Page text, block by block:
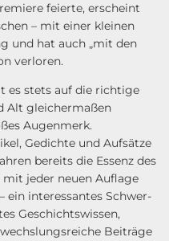
feierte, erscheint
– mit einer kleinen
und hat auch „mit den
verloren.
es stets auf die richtige
Alt gleichermaßen
Augenmerk.
Gedichte und Aufsätze
bereits die Essenz des
jeder neuen Auflage
ein interessantes Schwer­
Geschichtswissen,
Beiträge